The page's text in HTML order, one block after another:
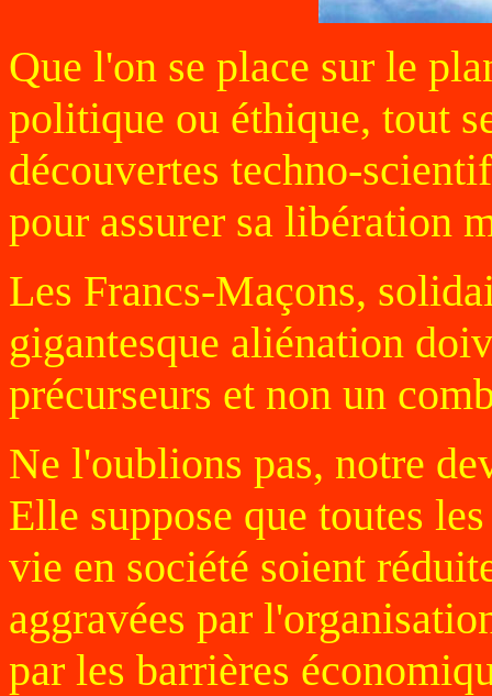
Que l'on se place sur le
politique ou éthique, tout
découvertes techno-
pour assurer sa libération
Les Francs-Maçons,
gigantesque aliénation
précurseurs et non un
Ne l'oublions pas, notre
Elle suppose que toutes
vie en société soient
aggravées par
par les barrières